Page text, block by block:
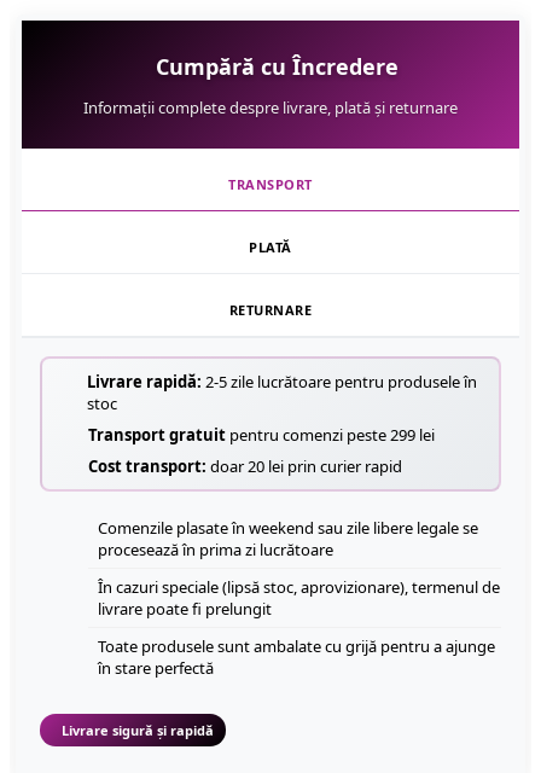
Cumpără cu Încredere
Informații complete despre livrare, plată și returnare
TRANSPORT
PLATĂ
RETURNARE
Livrare rapidă: 2-5 zile lucrătoare pentru produsele în
stoc
Transport gratuit pentru comenzi peste 299 lei
Cost transport: doar 20 lei prin curier rapid
Comenzile plasate în weekend sau zile libere legale se
procesează în prima zi lucrătoare
În cazuri speciale (lipsă stoc, aprovizionare), termenul de
livrare poate fi prelungit
Toate produsele sunt ambalate cu grijă pentru a ajunge
în stare perfectă
Livrare sigură și rapidă